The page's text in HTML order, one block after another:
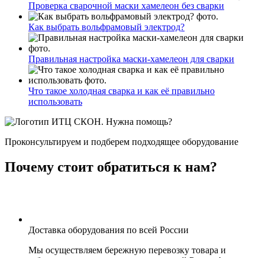
Проверка сварочной маски хамелеон без сварки
Как выбрать вольфрамовый электрод?
Правильная настройка маски-хамелеон для сварки
Что такое холодная сварка и как её правильно
использовать
Нужна помощь?
Проконсультируем и подберем подходящее оборудование
Почему стоит обратиться к нам?
Доставка оборудования по всей России
Мы осуществляем бережную перевозку товара и